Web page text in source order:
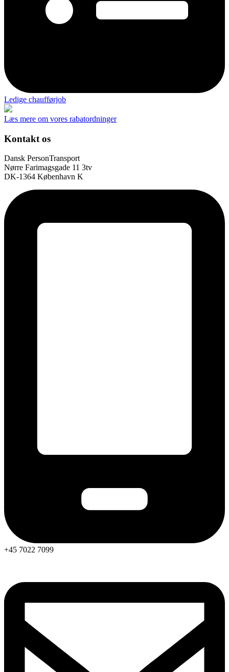
Ledige chaufførjob
Læs mere om vores rabatordninger
Kontakt os
Dansk PersonTransport
Nørre Farimagsgade 11 3tv
DK-1364 København K
+45 7022 7099